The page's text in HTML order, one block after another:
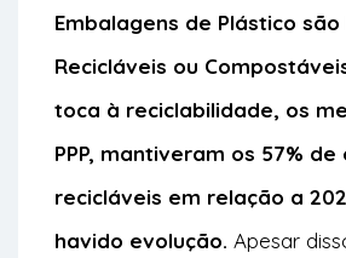
Embalagens de Plástico
Recicláveis ou
toca à reciclabilidade, os
PPP, mantiveram os 57%
recicláveis em relação a
havido evolução. Apesar